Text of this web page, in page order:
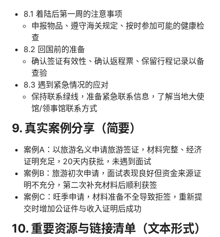
8.1 着陆后第一周的注意事项
申报物品、遵守海关规定、按时参加可能的健康检
查
8.2 回国前的准备
确认签证有效性、确认返程票、保留行程记录以备
查验
8.3 遇到紧急情况的应对
保持联系绿线，准备紧急联系信息，了解当地大使
馆/领事馆联系方式
9. 真实案例分享（简要）
案例A：以旅游名义申请旅游签证，材料完整、经济
证明充足，20天内获批，未遇到面试
案例B：旅游初次申请，面试表现良好但资金来源证
明不充分，第二次补充材料后顺利获签
案例C：旺季申请，材料准备不全导致拒签，重新提
交时增加公证件与收入证明后成功
10. 重要资源与链接清单（文本形式）